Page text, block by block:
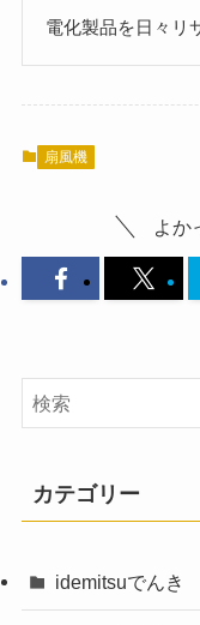
電化製品を日々リ
扇風機
よか
カテゴリー
idemitsuでんき